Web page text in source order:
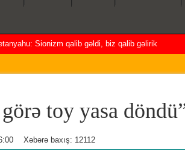
Sionizm qalib gəldi, biz qalib gəlirik
toy yasa
Xəbərə baxış: 12112